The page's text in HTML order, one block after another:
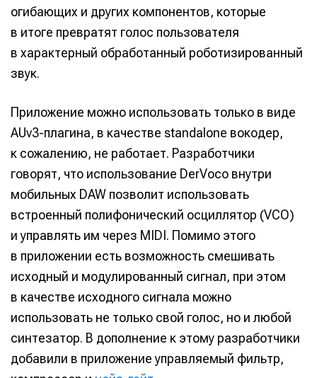
огибающих и других компонентов, которые
в итоге превратят голос пользователя
в характерный обработанный роботизированный
звук.
Приложение можно использовать только в виде
AUv3-плагина, в качестве standalone вокодер,
к сожалению, не работает. Разработчики
говорят, что использование DerVoco внутри
мобильных DAW позволит использовать
встроенный полифонический осциллятор (VCO)
и управлять им через MIDI. Помимо этого
в приложении есть возможность смешивать
исходный и модулированный сигнал, при этом
в качестве исходного сигнала можно
использовать не только свой голос, но и любой
синтезатор. В дополнение к этому разработчики
добавили в приложение управляемый фильтр,